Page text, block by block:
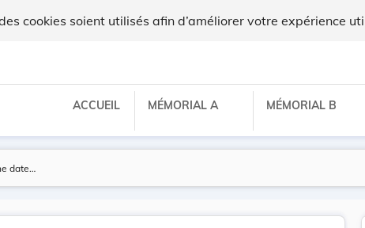
cookies soient utilisés afin d’améliorer votre expérience
ACCUEIL MÉMORIAL A MÉMORIAL B